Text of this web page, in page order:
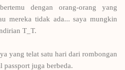
dengan orang-orang yang
mereka tidak ada... saya mungkin
T_T.
yang telat satu hari dari rombongan
passport juga berbeda.